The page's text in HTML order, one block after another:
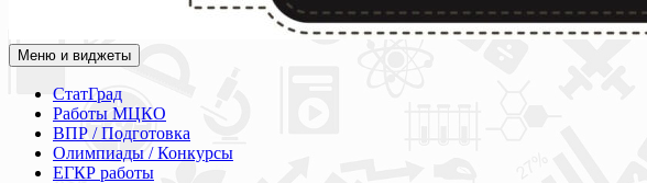
Академия СОВА
Подготовка к ЕГЭ, ОГЭ, ВПР, МЦКО, СтатГрад, КДР, ВОШ, олимпиады и конкурсы
Меню и виджеты
СтатГрад
Работы МЦКО
ВПР / Подготовка
Олимпиады / Конкурсы
ЕГКР работы